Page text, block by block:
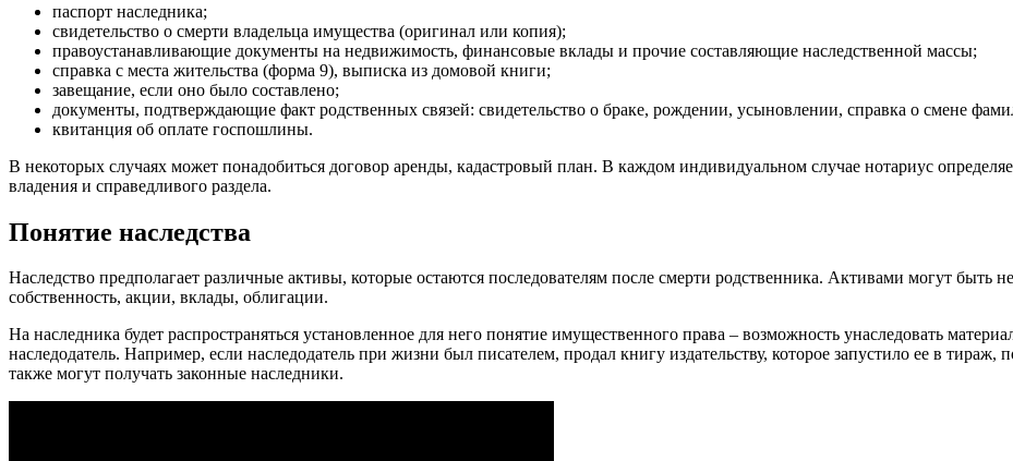
паспорт наследника;
свидетельство о смерти владельца имущества (оригинал или копия);
правоустанавливающие документы на недвижимость, финансовые вклады и прочие составляющие наследственной массы;
справка с места жительства (форма 9), выписка из домовой книги;
завещание, если оно было составлено;
документы, подтверждающие факт родственных связей: свидетельство о браке, рождении, усыновлении, справка о смене
квитанция об оплате госпошлины.
В некоторых случаях может понадобиться договор аренды, кадастровый план. В каждом индивидуальном случае нотариус
владения и справедливого раздела.
Понятие наследства
Наследство предполагает различные активы, которые остаются последователям после смерти родственника. Активами могут быть
собственность, акции, вклады, облигации.
На наследника будет распространяться установленное для него понятие имущественного права – возможность унаследовать
наследодатель. Например, если наследодатель при жизни был писателем, продал книгу издательству, которое запустило ее в
также могут получать законные наследники.